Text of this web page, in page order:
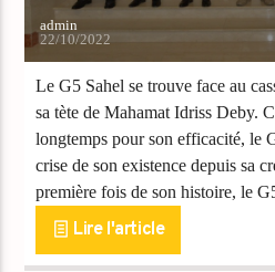
admin
22/10/2022
Le G5 Sahel se trouve face au
sa tète de Mahamat Idriss Deby.
longtemps pour son efficacité, le
crise de son existence depuis sa
première fois de son histoire, le
Lire l'article